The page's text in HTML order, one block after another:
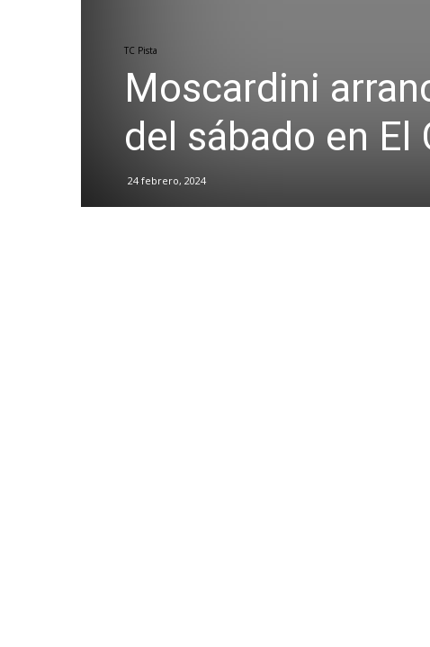
TC Pista
Moscardini
del sábado en El
24 febrero, 2024